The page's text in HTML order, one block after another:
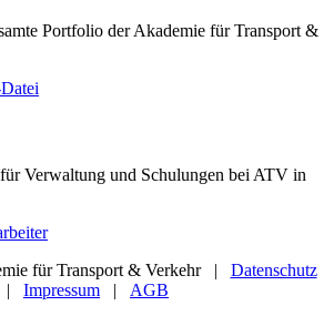
Portfolio der Akademie für Transport &
Verwaltung und Schulungen bei ATV in
für Transport & Verkehr | Datenschutz
| Impressum | AGB